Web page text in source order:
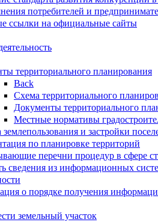
потребителей и
ссылки на официальные сайты
территориального планирования
Back
Схема территориального
Документы территориального
Местные нормативы
и застройки
по планировке территорий
перечни процедур в сфере
сведения из информационных
о порядке получения
земельный участок